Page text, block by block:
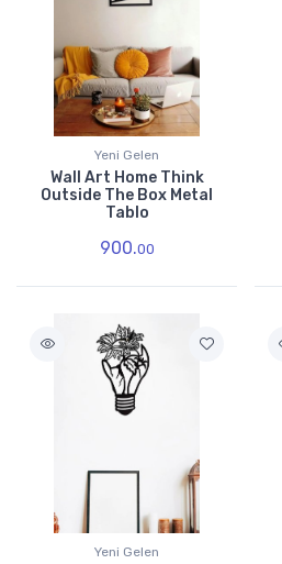
Yeni Gelen
Wall Art Home Think
Outside The Box Metal
Tablo
900.00
Yeni Gelen